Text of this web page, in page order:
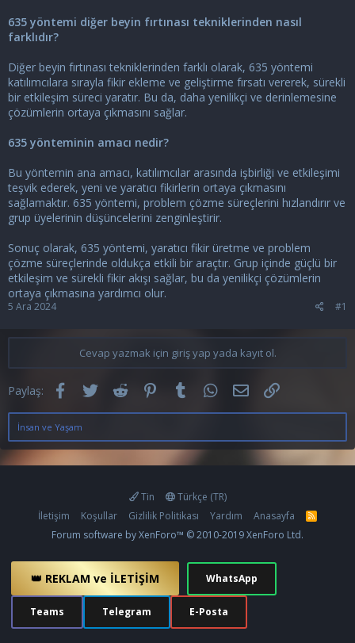
635 yöntemi diğer beyin fırtınası tekniklerinden nasıl
farklıdır?
Diğer beyin fırtınası tekniklerinden farklı olarak, 635 yöntemi
katılımcılara sırayla fikir ekleme ve geliştirme fırsatı vererek, sürekli
bir etkileşim süreci yaratır. Bu da, daha yenilikçi ve derinlemesine
çözümlerin ortaya çıkmasını sağlar.
635 yönteminin amacı nedir?
Bu yöntemin ana amacı, katılımcılar arasında işbirliği ve etkileşimi
teşvik ederek, yeni ve yaratıcı fikirlerin ortaya çıkmasını
sağlamaktır. 635 yöntemi, problem çözme süreçlerini hızlandırır ve
grup üyelerinin düşüncelerini zenginleştirir.
Sonuç olarak, 635 yöntemi, yaratıcı fikir üretme ve problem
çözme süreçlerinde oldukça etkili bir araçtır. Grup içinde güçlü bir
etkileşim ve sürekli fikir akışı sağlar, bu da yenilikçi çözümlerin
ortaya çıkmasına yardımcı olur.
5 Ara 2024 #1
Cevap yazmak için giriş yap yada kayıt ol.
Paylaş: Facebook
TwitterReddit PinterestTumblrWhatsApp
E-postaLink
İnsan ve Yaşam
Tin
Türkçe (TR)
İletişim
Koşullar Gizlilik Politikası Yardım Anasayfa
R
S
Forum software by XenForo™ © 2010-2019 XenForo Ltd.
👑 REKLAM ve İLETİŞİM WhatsApp
Teams Telegram E-Posta